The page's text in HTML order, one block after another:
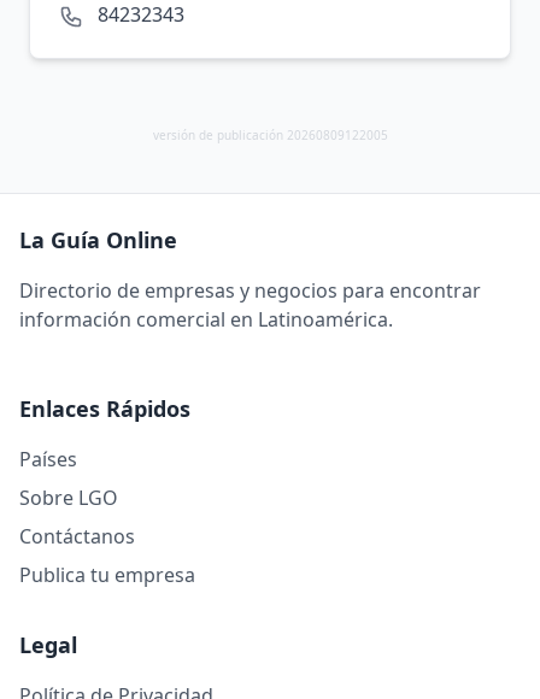
84232343
versión de publicación 20260809122005
La Guía Online
Directorio de empresas y negocios para encontrar
información comercial en Latinoamérica.
Enlaces Rápidos
Países
Sobre LGO
Contáctanos
Publica tu empresa
Legal